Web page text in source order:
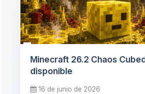
Minecraft 26.2 Chaos
disponible
16 de junio de 2026